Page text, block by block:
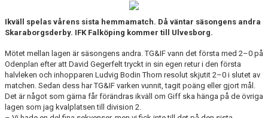
GAMLA GIFFS TORSDAGSTRÄFFAR
MATCHER
CUPER ARBETSBESKRIVNING
PLANSCHEMA
Ikväll spelas vårens sista hemmamatch. Då väntar säsongens andra
Skaraborgsderby. IFK Falköping kommer till Ulvesborg.
Mötet mellan lagen är säsongens andra. TG&IF vann det första med 2–0 på
Odenplan efter att David Gegerfelt tryckt in sin egen retur i den första
halvleken och inhopparen Ludvig Bodin Thorn resolut skjutit 2–0 i slutet av
matchen. Sedan dess har TG&IF varken vunnit, tagit poäng eller gjort mål.
Det är något som gärna får förändras ikväll om Giff ska hänga på de övriga
lagen som jag kvalplatsen till division 2.